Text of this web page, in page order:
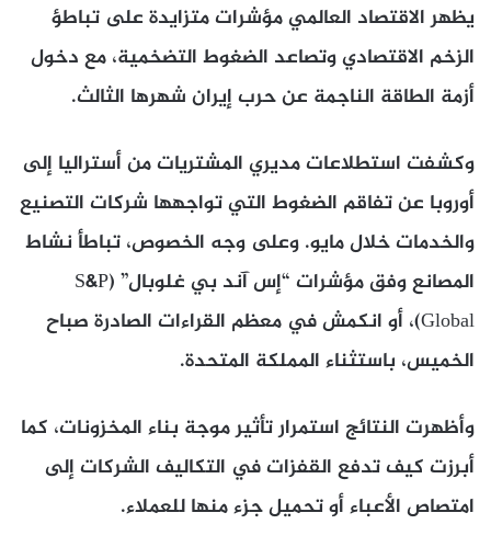
يظهر الاقتصاد العالمي مؤشرات متزايدة على تباطؤ
الزخم الاقتصادي وتصاعد الضغوط التضخمية، مع دخول
أزمة الطاقة الناجمة عن حرب إيران شهرها الثالث.
وكشفت استطلاعات مديري المشتريات من أستراليا إلى
أوروبا عن تفاقم الضغوط التي تواجهها شركات التصنيع
والخدمات خلال مايو. وعلى وجه الخصوص، تباطأ نشاط
المصانع وفق مؤشرات “إس آند بي غلوبال” (S&P
Global)، أو انكمش في معظم القراءات الصادرة صباح
الخميس، باستثناء المملكة المتحدة.
وأظهرت النتائج استمرار تأثير موجة بناء المخزونات، كما
أبرزت كيف تدفع القفزات في التكاليف الشركات إلى
امتصاص الأعباء أو تحميل جزء منها للعملاء.